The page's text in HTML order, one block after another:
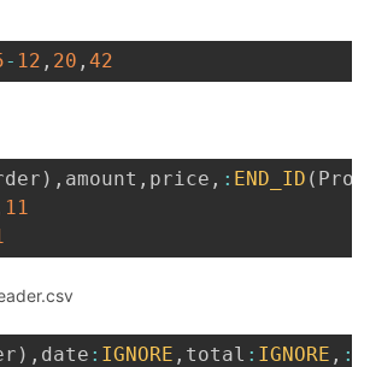
- 12 , 20 , 42
) , amount , price , : END_ID (
11
) , date : IGNORE , total : IGNORE , :